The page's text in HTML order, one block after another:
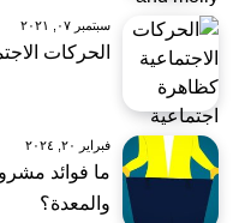
سبتمبر ٠٧, ٢٠٢١
الحركات
فبراير ٢٠, ٢٠٢٤
ما فوائد
والمعدة؟